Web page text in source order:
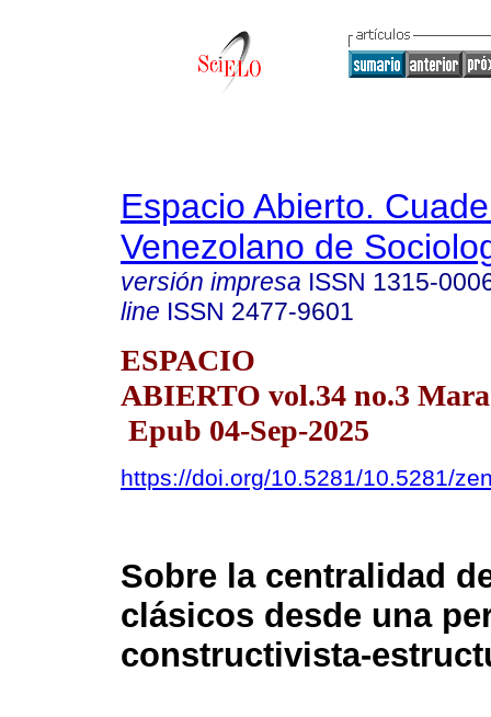
Espacio Abierto.
Venezolano de
versión impresa ISSN 1315-
line ISSN 2477-9601
ESPACIO
ABIERTO vol.34 no.3
Epub 04-Sep-2025
https://doi.org/10.5281/10.5281/
Sobre la centralidad
clásicos desde una
constructivista-